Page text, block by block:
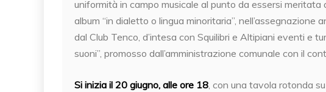
uniformità in campo musicale al punto da essersi meritata
album “in dialetto o lingua minoritaria”,
dal Club Tenco, d’intesa con Squilibri e Altipiani eventi e
suoni”, promosso dall’amministrazione comunale con il
Si inizia il 20 giugno, alle ore 18, con una tavola rotonda